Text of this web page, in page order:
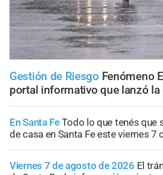
Gestión de Riesgo Fenómeno
portal informativo que lanzó la
En Santa FeTodo lo que tenés que
de casa en Santa Fe este viernes 7
Viernes 7 de agosto de 2026 El